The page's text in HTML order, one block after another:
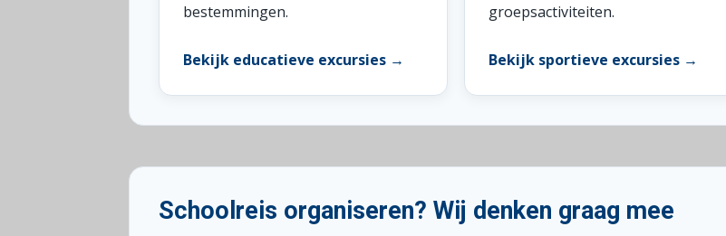
bestemmingen.
Bekijk educatieve excursies →
groepsactiviteiten.
Bekijk sportieve excursies →
Schoolreis organiseren? Wij denken graag mee